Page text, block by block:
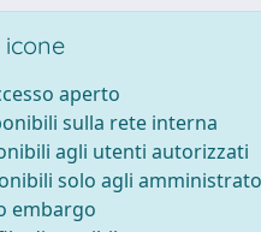
aperto
sulla rete interna
agli utenti autorizzati
solo agli
embargo